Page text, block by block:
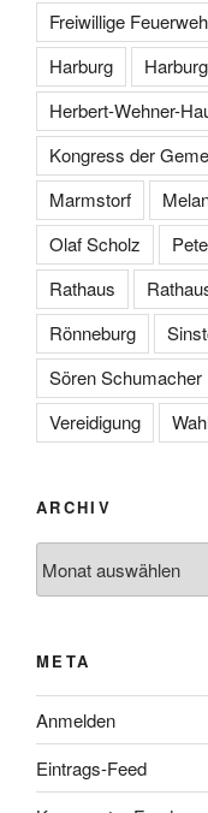
Freiwillige
Harburg
Herbert-Wehner-
Kongress der
Marmstorf
Olaf Scholz
Rathaus
Rönneburg
Sören Schumacher
Vereidigung
ARCHIV
META
Anmelden
Eintrags-Feed